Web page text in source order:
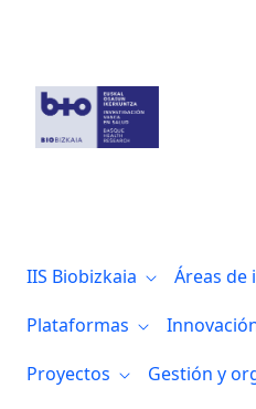
IIS Biobizkaia
Áreas de
Plataformas
Proyectos
Gestión y